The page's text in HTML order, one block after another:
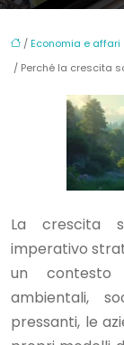
/ Economia e affari
/ Perché la crescita
La crescita
imperativo
un contesto
ambientali,
pressanti, le